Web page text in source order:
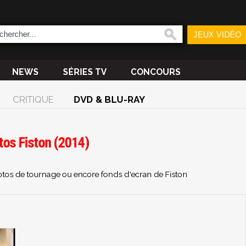
JEUX VIDÉO
NEWS SÉRIES TV CONCOURS
CRITIQUE DVD & BLU-RAY
Fiston (2014)
de tournage ou encore fonds d'ecran de Fiston